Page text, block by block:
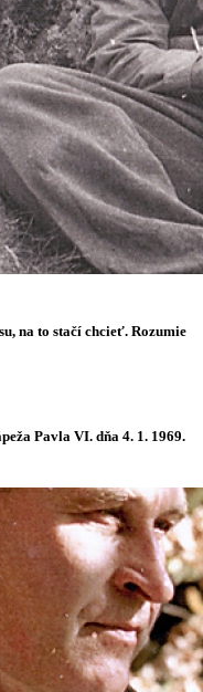
na to stačí chcieť. Rozumie
Pavla VI. dňa 4. 1. 1969.